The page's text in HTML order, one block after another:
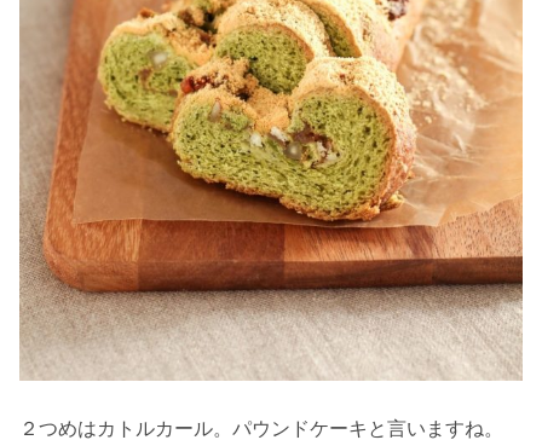
２つめはカトルカール。パウンドケーキと言いますね。